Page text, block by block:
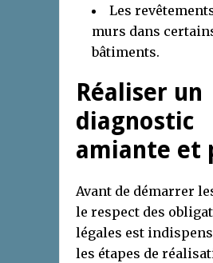
Les
murs dans
bâtiments.
Réaliser un
diagnostic
amiante et
Avant de démarrer
le respect des
légales est
les étapes de